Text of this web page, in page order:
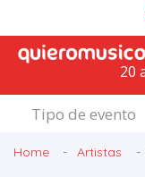
20
Tipo de evento
Home Artistas